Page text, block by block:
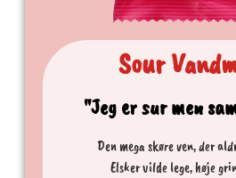
Sour
"Jeg er sur men
Den mega skøre ven, der
Elsker vilde lege, høje